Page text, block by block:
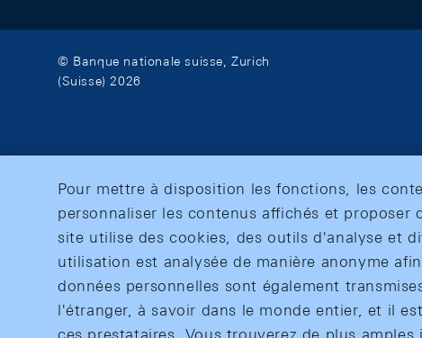
© Banque nationale suisse, Zurich
(Suisse) 2026
Pour mettre à disposition les fonctions, les
personnaliser les contenus affichés et proposer
site utilise des cookies, des outils d'analyse et
utilisation est analysée de manière anonyme
données personnelles sont également
l'étranger, à savoir dans le monde entier, et il